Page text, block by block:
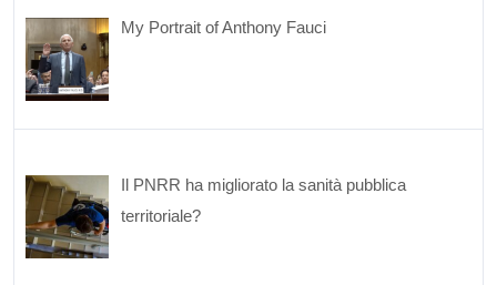
My Portrait of Anthony Fauci
Il PNRR ha migliorato la sanità pubblica
territoriale?